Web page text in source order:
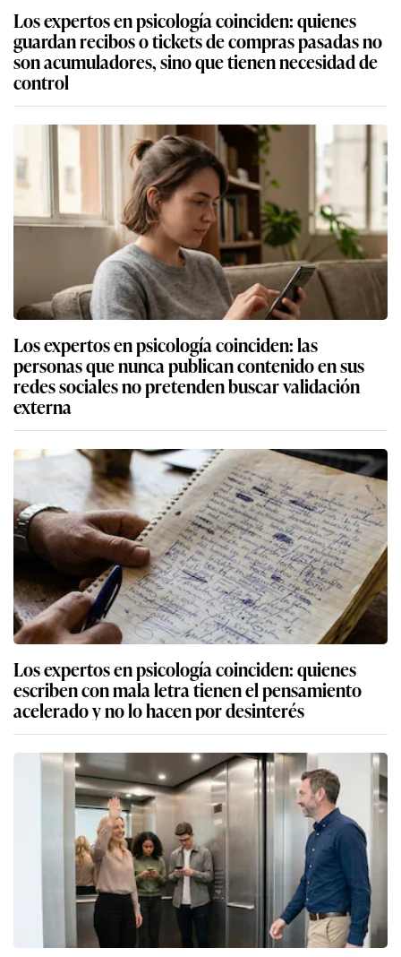
Los expertos en psicología coinciden: quienes
guardan recibos o tickets de compras pasadas no
son acumuladores, sino que tienen necesidad de
control
Los expertos en psicología coinciden: las
personas que nunca publican contenido en sus
redes sociales no pretenden buscar validación
externa
Los expertos en psicología coinciden: quienes
escriben con mala letra tienen el pensamiento
acelerado y no lo hacen por desinterés